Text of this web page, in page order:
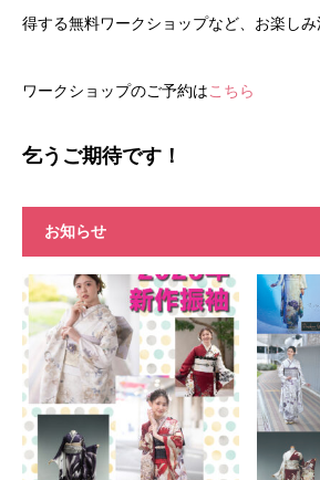
得する無料ワークショップなど、お楽し
ワークショップのご予約はこちら
乞うご期待です！
お知らせ